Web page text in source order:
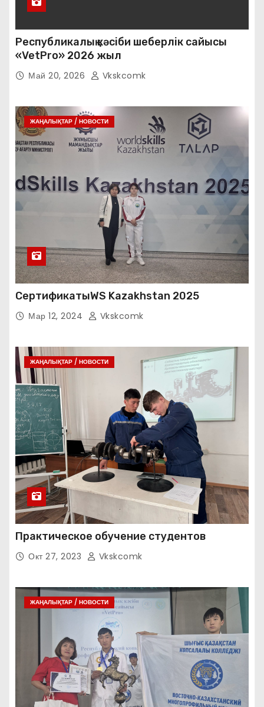
Республикалық кәсіби шеберлік сайысы
«VetPro» 2026 жыл
Май 20, 2026 Vkskcomk
ЖАҢАЛЫҚТАР / НОВОСТИ
СертификатыWS Kazakhstan 2025
Мар 12, 2024 Vkskcomk
ЖАҢАЛЫҚТАР / НОВОСТИ
Практическое обучение студентов
Окт 27, 2023 Vkskcomk
ЖАҢАЛЫҚТАР / НОВОСТИ